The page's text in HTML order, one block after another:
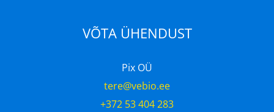
VÕTA ÜHENDUST
Pix OÜ
tere@vebio.ee
+372 53 404 283